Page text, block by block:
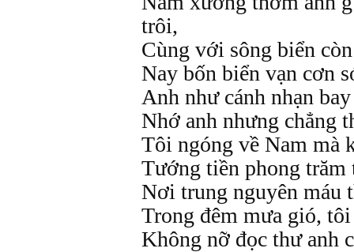
trôi,
Cùng với sông biển
Nay bốn biển vạn cơn
Anh như cánh nhạn
Nhớ anh nhưng chẳng
Tôi ngóng về Nam mà
Tướng tiền phong trăm
Nơi trung nguyên máu
Trong đêm mưa gió,
Không nỡ đọc thư anh